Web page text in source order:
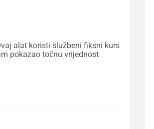
alat koristi službeni fiksni kurs
pokazao točnu vrijednost